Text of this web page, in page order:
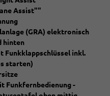
Assist""
(GRA) elektronisch
hinten
Funkklappschlüssel inkl.
starten)
Funkfernbedienung -